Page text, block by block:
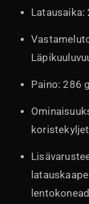
Latausaika:
Paino: 286 g